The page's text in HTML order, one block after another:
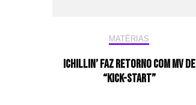
MATÉRIAS
ICHILLIN’ faz retorno com MV de
“KICK-START”